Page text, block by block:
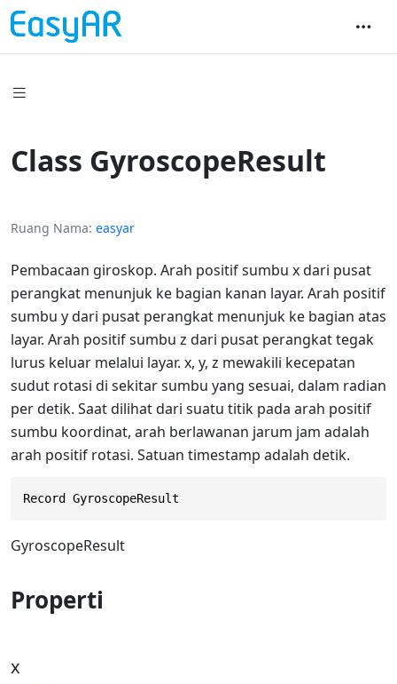
Class GyroscopeResult
Ruang Nama easyar
Pembacaan giroskop. Arah positif sumbu x dari pusat
perangkat menunjuk ke bagian kanan layar. Arah positif
sumbu y dari pusat perangkat menunjuk ke bagian atas
layar. Arah positif sumbu z dari pusat perangkat tegak
lurus keluar melalui layar. x, y, z mewakili kecepatan
sudut rotasi di sekitar sumbu yang sesuai, dalam radian
per detik. Saat dilihat dari suatu titik pada arah positif
sumbu koordinat, arah berlawanan jarum jam adalah
arah positif rotasi. Satuan timestamp adalah detik.
Record GyroscopeResult
GyroscopeResult
Properti
x